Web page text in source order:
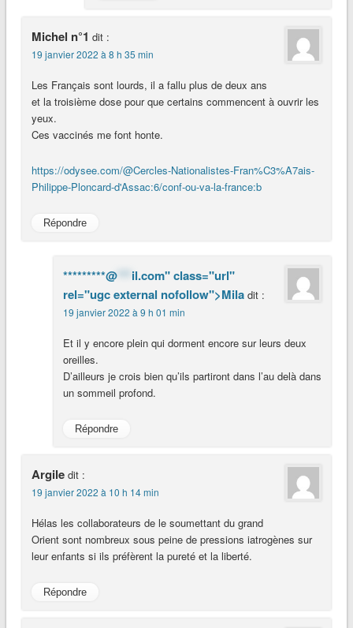
Michel n°1 dit :
19 janvier 2022 à 8 h 35 min
Les Français sont lourds, il a fallu plus de deux ans
et la troisième dose pour que certains commencent à ouvrir les
yeux.
Ces vaccinés me font honte.
https://odysee.com/@Cercles-Nationalistes-Fran%C3%A7ais-
Philippe-Ploncard-d'Assac:6/conf-ou-va-la-france:b
Répondre
*********@*** il.com" class="url"
rel="ugc external nofollow">Mila dit :
19 janvier 2022 à 9 h 01 min
Et il y encore plein qui dorment encore sur leurs deux
oreilles.
D’ailleurs je crois bien qu’ils partiront dans l’au delà dans
un sommeil profond.
Répondre
Argile dit :
19 janvier 2022 à 10 h 14 min
Hélas les collaborateurs de le soumettant du grand
Orient sont nombreux sous peine de pressions iatrogènes sur
leur enfants si ils préfèrent la pureté et la liberté.
Répondre